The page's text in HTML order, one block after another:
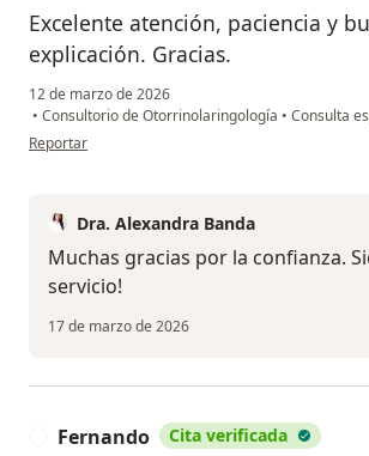
Excelente atención, paciencia y
explicación. Gracias.
12 de marzo de 2026
• Consultorio de Otorrinolaringología • Consulta
en opinión del usuario Jhosef Mendoza
Reportar
Dra. Alexandra Banda
Muchas gracias por la confianza.
servicio!
17 de marzo de 2026
Fernando Cita verificada